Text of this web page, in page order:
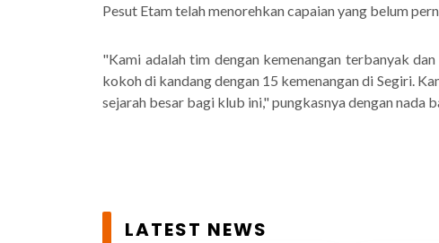
Pesut Etam telah menorehkan capaian yang belum
"Kami adalah tim dengan kemenangan terbanyak
kokoh di kandang dengan 15 kemenangan di Segiri.
sejarah besar bagi klub ini," pungkasnya dengan nada
LATEST NEWS